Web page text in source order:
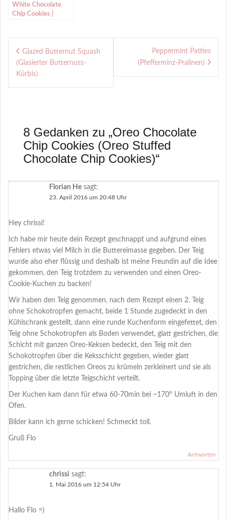
White Chocolate
Chip Cookies |
Beitragsnavigation
Glazed Butternut Squash
(Glasierter Butternuss-
Kürbis)
Peppermint Patties
(Pfefferminz-Pralinen)
8 Gedanken zu „Oreo Chocolate
Chip Cookies (Oreo Stuffed
Chocolate Chip Cookies)“
Florian He sagt:
23. April 2016 um 20:48 Uhr
Hey chrissi!
Ich habe mir heute dein Rezept geschnappt und aufgrund eines
Fehlers etwas viel Milch in die Buttereimasse gegeben. Der Teig
wurde also eher flüssig und deshalb ist meine Freundin auf die Idee
gekommen, den Teig trotzdem zu verwenden und einen Oreo-
Cookie-Kuchen zu backen!
Wir haben den Teig genommen, nach dem Rezept einen 2. Teig
ohne Schokotropfen gemacht, beide 1 Stunde zugedeckt in den
Kühlschrank gestellt, dann eine runde Kuchenform eingefettet, den
Teig ohne Schokotropfen als Boden verwendet, glatt gestrichen, die
Schicht mit ganzen Oreo-Keksen bedeckt, den Teig mit den
Schokotropfen über die Keksschicht gegeben, wieder glatt
gestrichen, die restlichen Oreos zu krümeln zerkleinert und sie als
Topping über die letzte Teigschicht verteilt.
Der Kuchen kam dann für etwa 60-70min bei ~170° Umluft in den
Ofen.
Bilder kann ich gerne schicken! Schmeckt toll.
Gruß Flo
Antworten
chrissi sagt:
1. Mai 2016 um 12:54 Uhr
Hallo Flo =)